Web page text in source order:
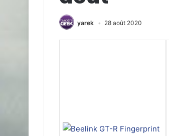
yarek 28 août 2020